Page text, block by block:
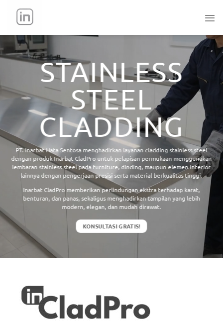
STAINLESS
STEEL
CLADDING
PT. inarbat Hata Sentosa menghadirkan layanan cladding stainless steel
dengan produk Inarbat CladPro untuk pelapisan permukaan menggunakan
lembaran stainless steel pada furniture, dinding, maupun elemen interior
lainnya dengan pengerjaan presisi serta material berkualitas tinggi.
Inarbat CladPro memberikan perlindungan ekstra terhadap karat,
benturan, dan panas, sekaligus menghadirkan tampilan yang lebih
modern, elegan, dan mudah dirawat.
KONSULTASI GRATIS!